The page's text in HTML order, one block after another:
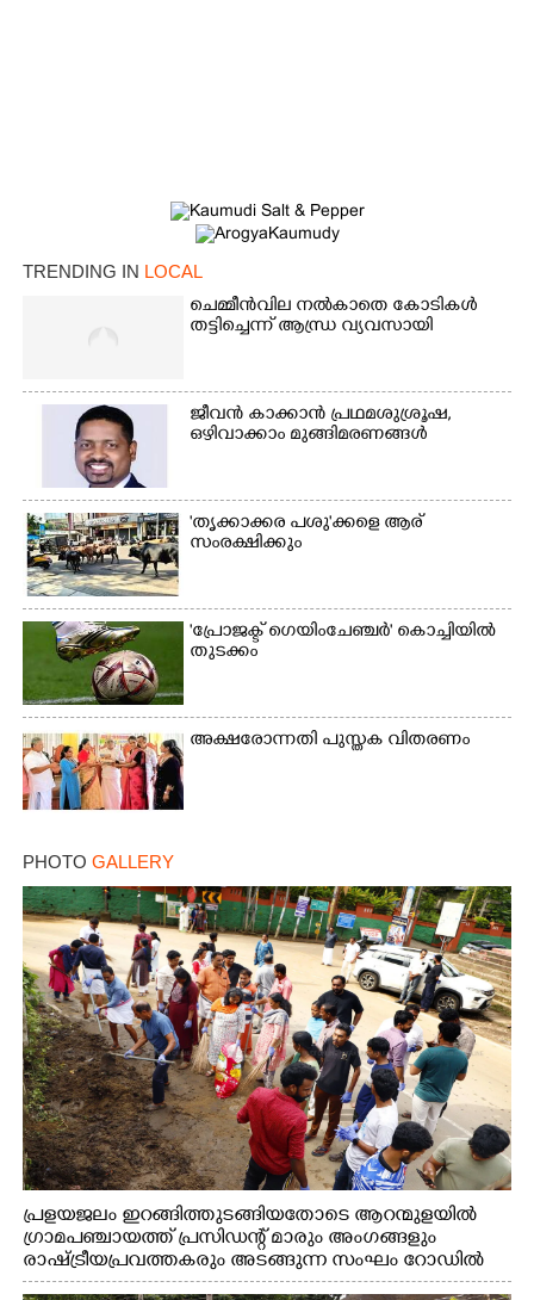
TRENDING IN LOCAL
ചെമ്മീൻവില നൽകാതെ കോടികൾ
തട്ടിച്ചെന്ന് ആന്ധ്ര വ്യവസായി
ജീവൻ കാക്കാൻ പ്രഥമശുശ്രൂഷ,
ഒഴിവാക്കാം മുങ്ങിമരണങ്ങൾ
'തൃക്കാക്കര പശു'ക്കളെ ആര്
സംരക്ഷിക്കും
'പ്രോജക്ട് ഗെയിംചേഞ്ചർ' കൊച്ചിയിൽ
തുടക്കം
അക്ഷരോന്നതി പുസ്തക വിതരണം
PHOTO GALLERY
പ്രളയജലം ഇറങ്ങിത്തുടങ്ങിയതോടെ ആറന്മുളയിൽ
ഗ്രാമപഞ്ചായത്ത് പ്രസിഡന്റ് മാരും അംഗങ്ങളും
രാഷ്ട്രീയപ്രവത്തകരും അടങ്ങുന്ന സംഘം റോഡിൽ
അടിഞ്ഞ് കൂടിയ ചെളിയും മണ്ണും മറ്റ് മാലിന്യങ്ങളും
Share this link